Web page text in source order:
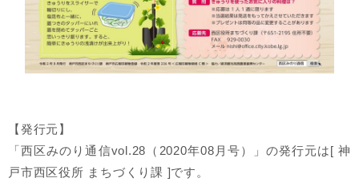
【発行元】
「西区みのり通信vol.28（2020年08月号）」の発行元は[ 神
戸市西区役所 まちづくり課 ]です。